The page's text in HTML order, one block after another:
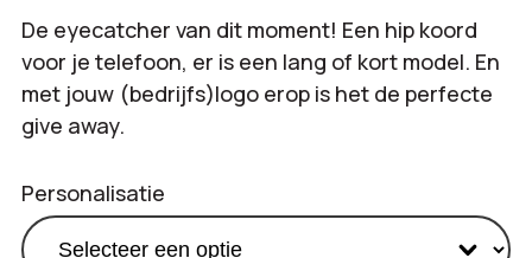
De eyecatcher van dit moment! Een hip koord
voor je telefoon, er is een lang of kort model. En
met jouw (bedrijfs)logo erop is het de perfecte
give away.
Personalisatie